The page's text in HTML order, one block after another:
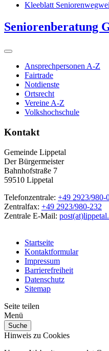
Kleeblatt
Seniorenberatung
Ansprechpersonen A-Z
Fairtrade
Notdienste
Ortsrecht
Vereine A-Z
Volkshochschule
Kontakt
Gemeinde Lippetal
Der Bürgermeister
Bahnhofstraße 7
59510 Lippetal
Telefonzentrale: +49 2923/980-
Zentralfax: +49 2923/980-232
Zentrale E-Mail:
Startseite
Kontaktformular
Impressum
Barrierefreiheit
Datenschutz
Sitemap
Seite teilen
Menü
Suche
Hinweis zu Cookies